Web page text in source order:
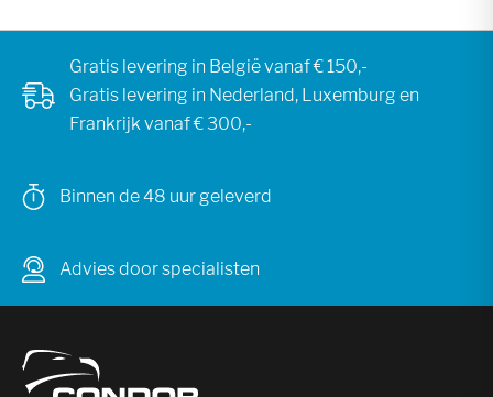
Gratis levering in België vanaf € 150,-
Gratis levering in Nederland, Luxemburg en
Frankrijk vanaf € 300,-
Binnen de 48 uur geleverd
Advies door specialisten